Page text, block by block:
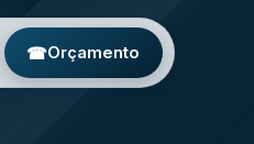
☎Orçamento